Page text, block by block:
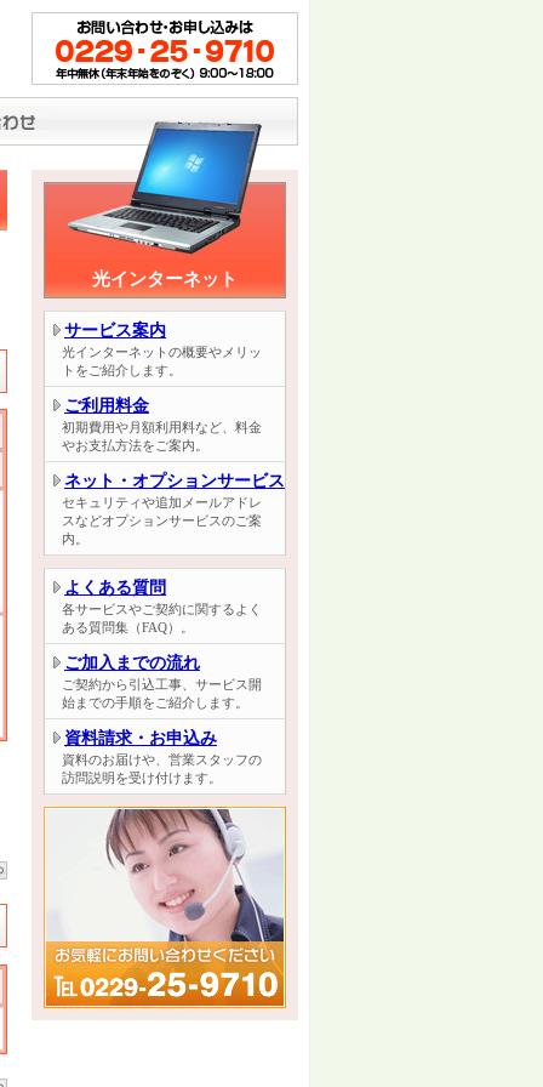
光インターネット
サービス案内
光インターネットの概要やメリッ
トをご紹介します。
ご利用料金
初期費用や月額利用料など、料金
やお支払方法をご案内。
ネット・オプションサービス
セキュリティや追加メールアドレ
スなどオプションサービスのご案
内。
よくある質問
各サービスやご契約に関するよく
ある質問集（FAQ）。
ご加入までの流れ
ご契約から引込工事、サービス開
始までの手順をご紹介します。
資料請求・お申込み
資料のお届けや、営業スタッフの
訪問説明を受け付けます。